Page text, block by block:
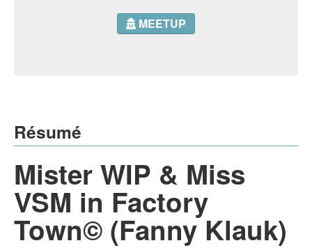
MEETUP
Résumé
Mister WIP & Miss
VSM in Factory
Town©️ (Fanny Klauk)